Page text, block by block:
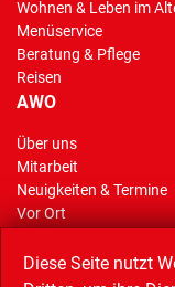
Wohnen & Leben im
Menüservice
Beratung & Pflege
Reisen
AWO
Über uns
Mitarbeit
Neuigkeiten & Termine
Vor Ort
Reisen
Diese Seite nutzt